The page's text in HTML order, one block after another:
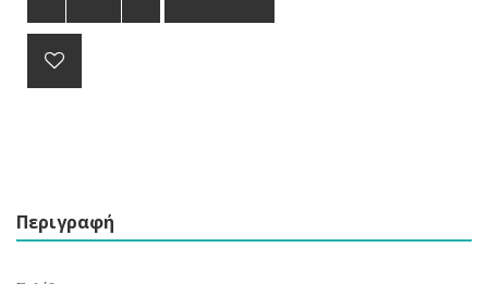
Περιγραφή